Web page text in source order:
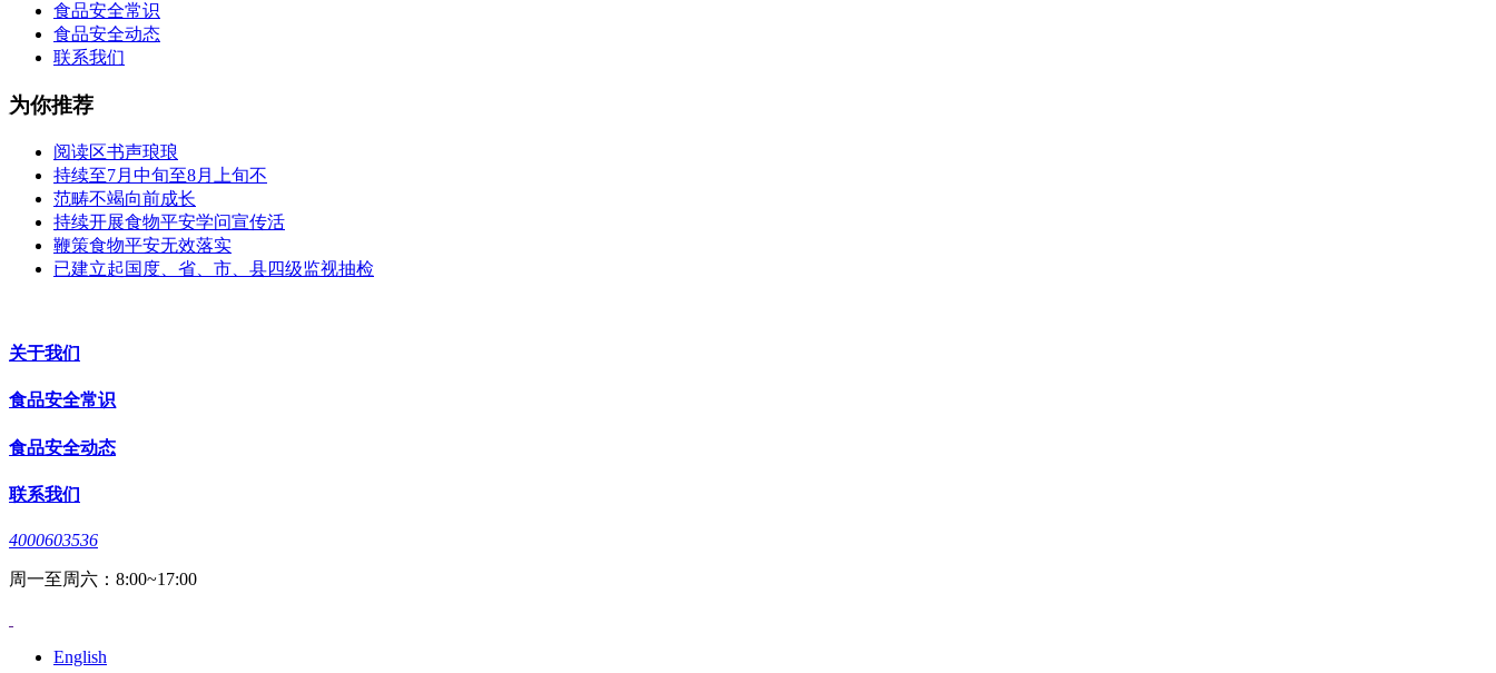
食品安全常识
食品安全动态
联系我们
为你推荐
阅读区书声琅琅
持续至7月中旬至8月上旬不
范畴不竭向前成长
持续开展食物平安学问宣传活
鞭策食物平安无效落实
已建立起国度、省、市、县四级监视抽检
关于我们
食品安全常识
食品安全动态
联系我们
4000603536
周一至周六：8:00~17:00
English